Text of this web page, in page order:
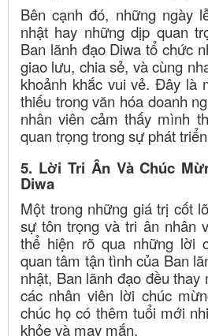
Bên cạnh đó, những ngày
nhật hay những dịp quan
Ban lãnh đạo Diwa tổ chức
giao lưu, chia sẻ, và cùng
khoảnh khắc vui vẻ. Đây là
thiếu trong văn hóa doanh
nhân viên cảm thấy mình
quan trọng trong sự phát
5. Lời Tri Ân Và Chúc
Diwa
Một trong những giá trị cốt
sự tôn trọng và tri ân nhân
thể hiện rõ qua những lời
quan tâm tận tình của Ban
nhật, Ban lãnh đạo đều
các nhân viên lời chúc
chúc họ có thêm tuổi mới
khỏe và may mắn.